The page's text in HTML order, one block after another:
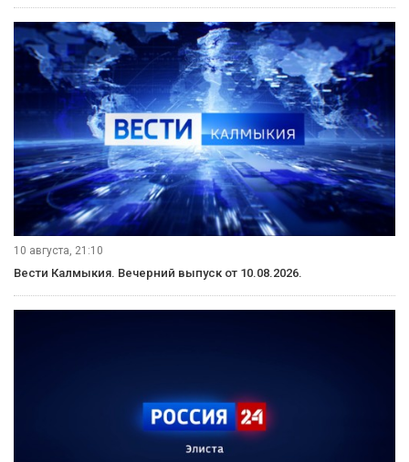
10 августа, 21:10
Вести Калмыкия. Вечерний выпуск от 10.08.2026.